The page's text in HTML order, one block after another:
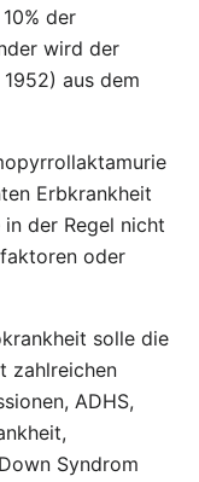
der
wird der
aus dem
Erbkrankheit
der Regel nicht
oder
solle die
zahlreichen
ADHS,
Syndrom